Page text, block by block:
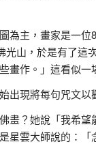
主，畫家是一
山，於是有了
作。」這看似
現將每句咒文
畫？她說「我希
星雲大師說的：